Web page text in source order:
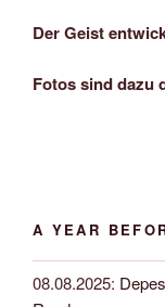
Der Geist
Fotos sind dazu
A YEAR
08.08.2025: